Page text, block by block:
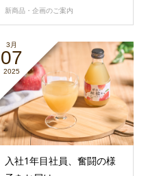
新商品・企画のご案内
3月
07
2025
入社1年目社員、奮闘の様